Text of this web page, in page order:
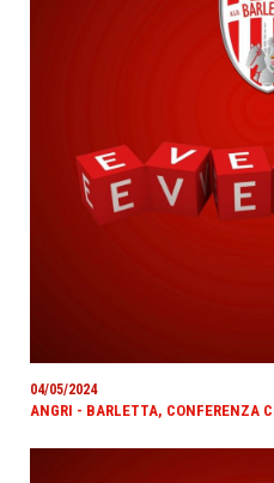
04/05/2024
ANGRI - BARLETTA, CONFERENZA